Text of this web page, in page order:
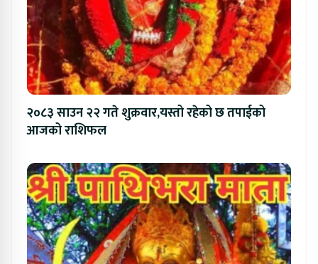
२०८३ साउन २२ गते शुक्रवार,यस्तो रहेको छ तपाईको
आजको राशिफल